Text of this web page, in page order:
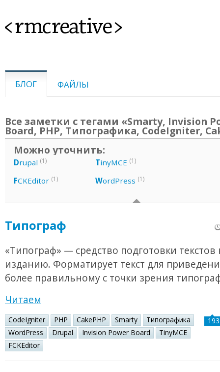
<rmcreative>
БЛОГ ФАЙЛЫ
Все заметки с тегами «Smarty, Invision
Board, PHP, Типографика, CodeIgniter,
Можно уточнить:
Drupal (1)
FCKEditor (1)
TinyMCE (1)
WordPress (1)
Типограф
«Типограф» — средство подготовки текстов
изданию. Форматирует текст для
более правильному с точки зрения
Читаем
CodeIgniter PHP CakePHP Smarty
Типографика
WordPress
Drupal Invision Power Board
TinyMCE
FCKEditor